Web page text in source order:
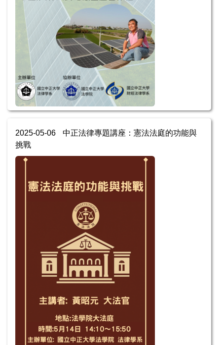
2025-05-06
中正法律專題講座：憲法法庭的功能與
挑戰